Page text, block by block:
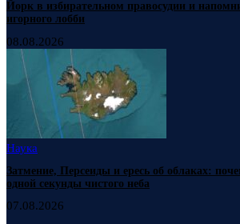
Йорк в избирательном правосудии и
игорного лобби
08.08.2026
Наука
Затмение, Персеиды и ересь об облаках:
одной секунды чистого неба
07.08.2026